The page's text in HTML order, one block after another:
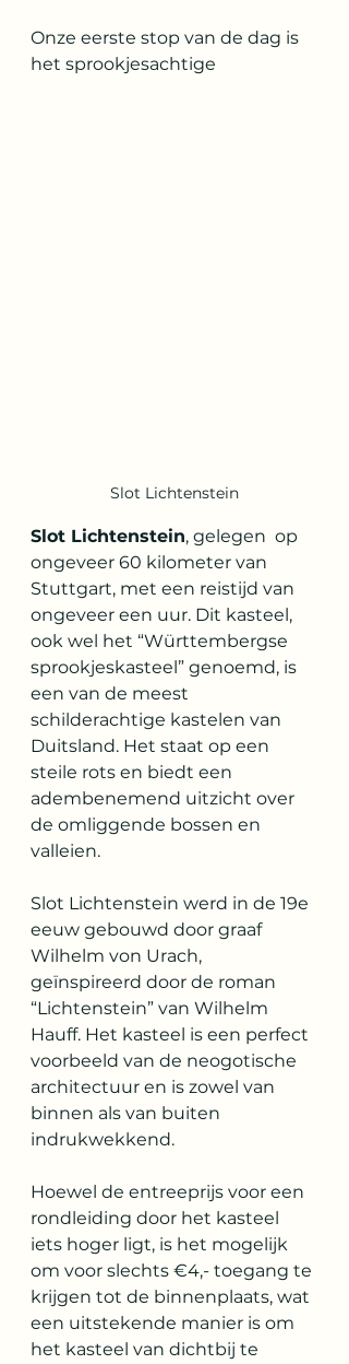
Onze eerste stop van de dag is
het sprookjesachtige
Slot Lichtenstein
Slot Lichtenstein, gelegen  op
ongeveer 60 kilometer van
Stuttgart, met een reistijd van
ongeveer een uur. Dit kasteel,
ook wel het “Württembergse
sprookjeskasteel” genoemd, is
een van de meest
schilderachtige kastelen van
Duitsland. Het staat op een
steile rots en biedt een
adembenemend uitzicht over
de omliggende bossen en
valleien.
Slot Lichtenstein werd in de 19e
eeuw gebouwd door graaf
Wilhelm von Urach,
geïnspireerd door de roman
“Lichtenstein” van Wilhelm
Hauff. Het kasteel is een perfect
voorbeeld van de neogotische
architectuur en is zowel van
binnen als van buiten
indrukwekkend.
Hoewel de entreeprijs voor een
rondleiding door het kasteel
iets hoger ligt, is het mogelijk
om voor slechts €4,- toegang te
krijgen tot de binnenplaats, wat
een uitstekende manier is om
het kasteel van dichtbij te